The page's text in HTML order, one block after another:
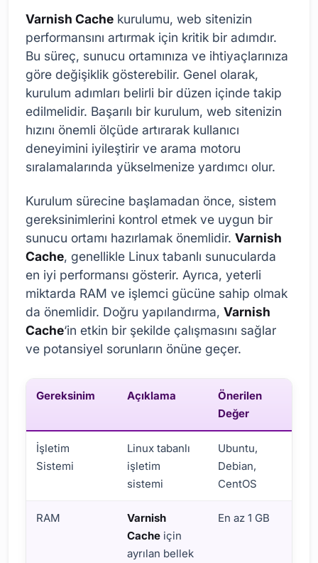
Varnish Cache kurulumu, web sitenizin
performansını artırmak için kritik bir adımdır.
Bu süreç, sunucu ortamınıza ve ihtiyaçlarınıza
göre değişiklik gösterebilir. Genel olarak,
kurulum adımları belirli bir düzen içinde takip
edilmelidir. Başarılı bir kurulum, web sitenizin
hızını önemli ölçüde artırarak kullanıcı
deneyimini iyileştirir ve arama motoru
sıralamalarında yükselmenize yardımcı olur.
Kurulum sürecine başlamadan önce, sistem
gereksinimlerini kontrol etmek ve uygun bir
sunucu ortamı hazırlamak önemlidir. Varnish
Cache, genellikle Linux tabanlı sunucularda
en iyi performansı gösterir. Ayrıca, yeterli
miktarda RAM ve işlemci gücüne sahip olmak
da önemlidir. Doğru yapılandırma, Varnish
Cache‘in etkin bir şekilde çalışmasını sağlar
ve potansiyel sorunların önüne geçer.
Gereksinim Açıklama
Önerilen
Değer
İşletim
Sistemi
Linux tabanlı
işletim
sistemi
Ubuntu,
Debian,
CentOS
RAM
Varnish
Cache için
ayrılan bellek
En az 1 GB